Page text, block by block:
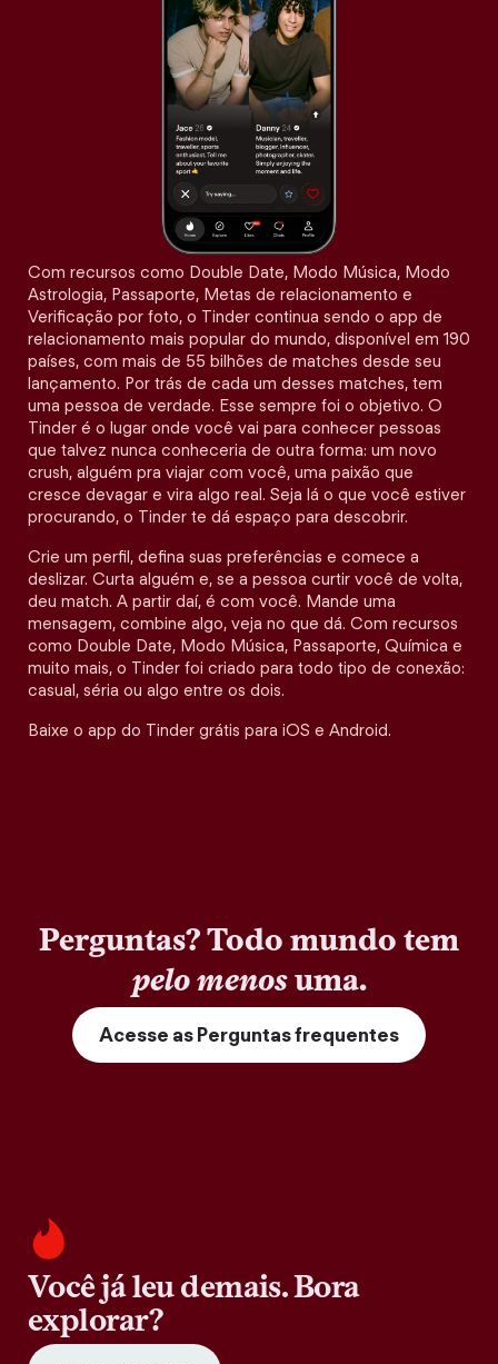
Com recursos como Double Date, Modo Música, Modo
Astrologia, Passaporte, Metas de relacionamento e
Verificação por foto, o Tinder continua sendo o app de
relacionamento mais popular do mundo, disponível em 190
países, com mais de 55 bilhões de matches desde seu
lançamento. Por trás de cada um desses matches, tem
uma pessoa de verdade. Esse sempre foi o objetivo. O
Tinder é o lugar onde você vai para conhecer pessoas
que talvez nunca conheceria de outra forma: um novo
crush, alguém pra viajar com você, uma paixão que
cresce devagar e vira algo real. Seja lá o que você estiver
procurando, o Tinder te dá espaço para descobrir.
Crie um perfil, defina suas preferências e comece a
deslizar. Curta alguém e, se a pessoa curtir você de volta,
deu match. A partir daí, é com você. Mande uma
mensagem, combine algo, veja no que dá. Com recursos
como Double Date, Modo Música, Passaporte, Química e
muito mais, o Tinder foi criado para todo tipo de conexão:
casual, séria ou algo entre os dois.
Baixe o app do Tinder grátis para iOS e Android.
Perguntas? Todo mundo tem
pelo menosuma.
Acesse as Perguntas frequentes
Você já leu demais. Bora
explorar?